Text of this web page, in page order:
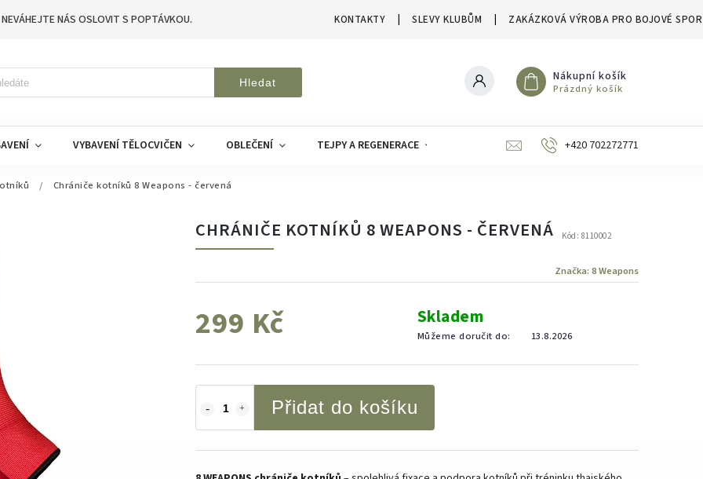
NÁS OSLOVIT S POPTÁVKOU. KONTAKTY SLEVY KLUBŮM ZAKÁZKOVÁ VÝROBA PRO BOJOVÉ
Hledat Nákupní košík
Prázdný košík
VYBAVENÍ TĚLOCVIČEN OBLEČENÍ TEJPY A REGENERACE SLEVY A VÝPRODEJE
+420 702272771
/ Chrániče kotníků 8 Weapons - červená
CHRÁNIČE KOTNÍKŮ 8 WEAPONS - ČERVENÁ Kód: 8110002
Značka: 8 Weapons
299 Kč Skladem
Můžeme doručit do: 13.8.2026
Přidat do košíku